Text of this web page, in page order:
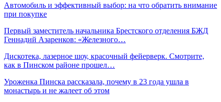
Автомобиль и эффективный выбор: на что обратить внимание
при покупке
Первый заместитель начальника Брестского отделения БЖД
Геннадий Азаренков: «Железного…
Дискотека, лазерное шоу, красочный фейерверк. Смотрите,
как в Пинском районе прошел…
Уроженка Пинска рассказала, почему в 23 года ушла в
монастырь и не жалеет об этом